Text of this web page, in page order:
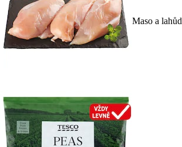
Maso a